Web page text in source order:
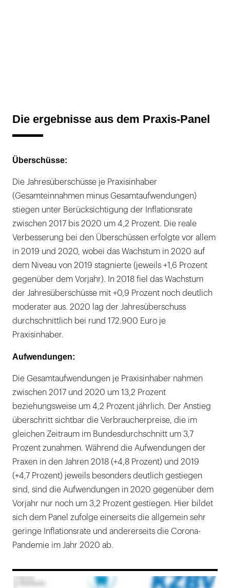
Die ergebnisse aus dem Praxis-Panel
Überschüsse:
Die Jahresüberschüsse je Praxisinhaber
(Gesamteinnahmen minus Gesamtaufwendungen)
stiegen unter Berücksichtigung der Inflationsrate
zwischen 2017 bis 2020 um 4,2 Prozent. Die reale
Verbesserung bei den Überschüssen erfolgte vor allem
in 2019 und 2020, wobei das Wachstum in 2020 auf
dem Niveau von 2019 stagnierte (jeweils +1,6 Prozent
gegenüber dem Vorjahr). In 2018 fiel das Wachstum
der Jahresüberschüsse mit +0,9 Prozent noch deutlich
moderater aus. 2020 lag der Jahresüberschuss
durchschnittlich bei rund 172.900 Euro je
Praxisinhaber.
Aufwendungen:
Die Gesamtaufwendungen je Praxisinhaber nahmen
zwischen 2017 und 2020 um 13,2 Prozent
beziehungsweise um 4,2 Prozent jährlich. Der Anstieg
überschritt sichtbar die Verbraucherpreise, die im
gleichen Zeitraum im Bundesdurchschnitt um 3,7
Prozent zunahmen. Während die Aufwendungen der
Praxen in den Jahren 2018 (+4,8 Prozent) und 2019
(+4,7 Prozent) jeweils besonders deutlich gestiegen
sind, sind die Aufwendungen in 2020 gegenüber dem
Vorjahr nur noch um 3,2 Prozent gestiegen. Hier bildet
sich dem Panel zufolge einerseits die allgemein sehr
geringe Inflationsrate und andererseits die Corona-
Pandemie im Jahr 2020 ab.